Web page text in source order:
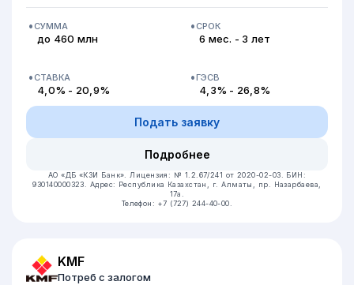
СУММА
до 460 млн
СРОК
6 мес. - 3 лет
СТАВКА
4,0% - 20,9%
ГЭСВ
4,3% - 26,8%
Подать заявку
Подробнее
АО «ДБ «КЗИ Банк». Лицензия: № 1.2.67/241 от 2020-02-03. БИН:
930140000323. Адрес: Республика Казахстан, ​г. Алматы, пр. Назарбаева,
17а.
Телефон: +7 (727) 244-40-00.
KMF
Потреб с залогом